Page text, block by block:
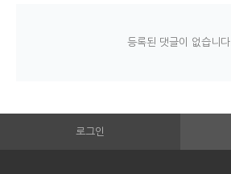
등록된 댓글이 없습니다.
로그인